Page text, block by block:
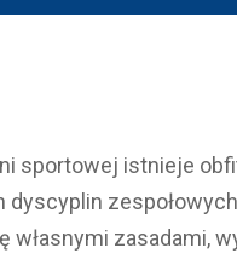
sportowej istnieje
dyscyplin
własnymi zasadami,